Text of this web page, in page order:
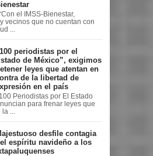
el IMSS-Bienestar,
vecinos que no cuentan con
...
periodistas por el
de México”, exigimos
leyes que atentan en
de la libertad de
en el país
Periodistas por El Estado
para frenar leyes que
...
desfile contagia
espíritu navideño a los